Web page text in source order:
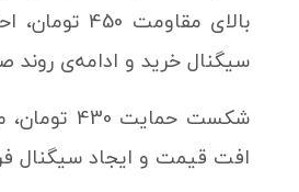
بالای مقاومت
سیگنال خرید و ادامه‌ی روند
شکست حمایت
افت قیمت و ایجاد سیگنال